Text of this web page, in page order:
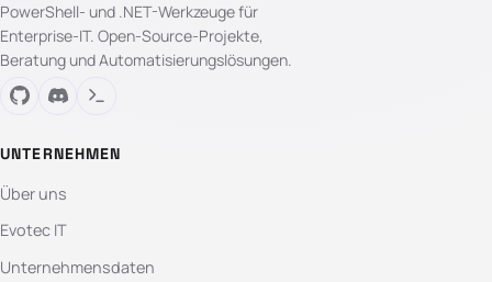
PowerShell- und .NET-Werkzeuge für
Enterprise-IT. Open-Source-Projekte,
Beratung und Automatisierungslösungen.
UNTERNEHMEN
Über uns
Evotec IT
Unternehmensdaten